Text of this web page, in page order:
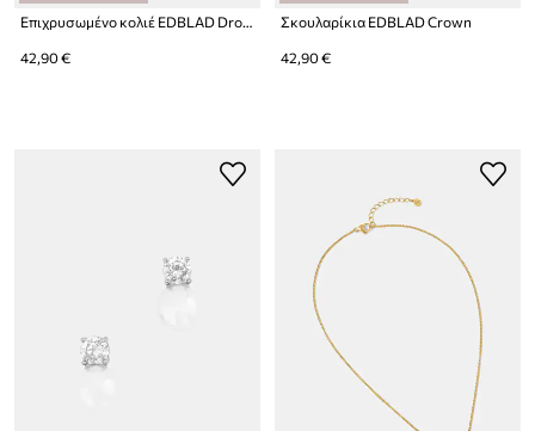
Επιχρυσωμένο κολιέ EDBLAD Drop Mini
42,90 €
Σκουλαρίκια EDBLAD Crown
42,90 €